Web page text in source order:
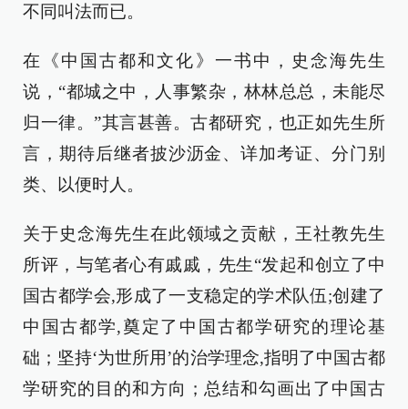
不同叫法而已。
在《中国古都和文化》一书中，史念海先生
说，“都城之中，人事繁杂，林林总总，未能尽
归一律。”其言甚善。古都研究，也正如先生所
言，期待后继者披沙沥金、详加考证、分门别
类、以便时人。
关于史念海先生在此领域之贡献，王社教先生
所评，与笔者心有戚戚，先生“发起和创立了中
国古都学会,形成了一支稳定的学术队伍;创建了
中国古都学,奠定了中国古都学研究的理论基
础；坚持‘为世所用’的治学理念,指明了中国古都
学研究的目的和方向；总结和勾画出了中国古